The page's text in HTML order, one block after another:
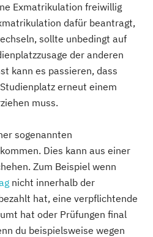
Exmatrikulation freiwillig
dafür beantragt,
sollte unbedingt auf
der anderen
kann es passieren, dass
erneut einem
muss.
sogenannten
Dies kann aus einer
Zum Beispiel wenn
nicht innerhalb der
hat, eine verpflichtende
hat oder Prüfungen final
du beispielsweise wegen